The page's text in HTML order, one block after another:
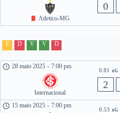
Atletico-MG
0
E D V V D
28 maio 2025 - 7:00 pm
Internacional
0.81 xG
2
15 maio 2025 - 7:00 pm
0.53 xG